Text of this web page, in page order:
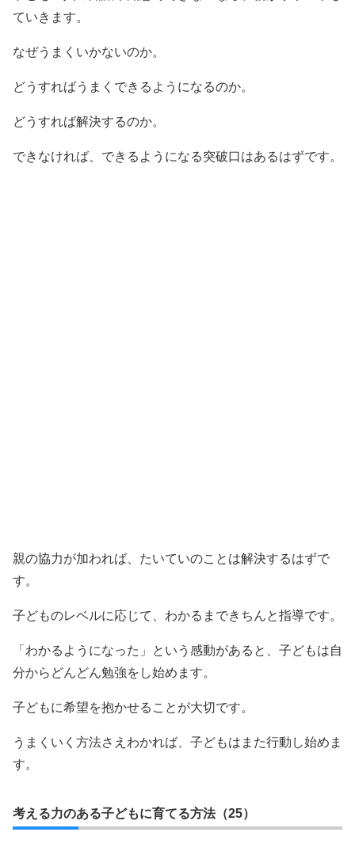
ていきます。
なぜうまくいかないのか。
どうすればうまくできるようになるのか。
どうすれば解決するのか。
できなければ、できるようになる突破口はあるはずです。
親の協力が加われば、たいていのことは解決するはずで
す。
子どものレベルに応じて、わかるまできちんと指導です。
「わかるようになった」という感動があると、子どもは自
分からどんどん勉強をし始めます。
子どもに希望を抱かせることが大切です。
うまくいく方法さえわかれば、子どもはまた行動し始めま
す。
考える力のある子どもに育てる方法（25）